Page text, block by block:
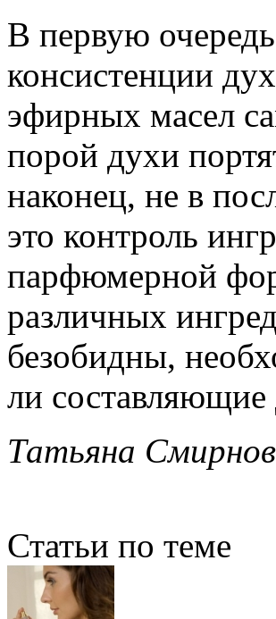
В первую очередь
консистенции
эфирных масел
порой духи
наконец, не в
это контроль
парфюмерной
различных
безобидны,
ли
Татьяна
Статьи по теме